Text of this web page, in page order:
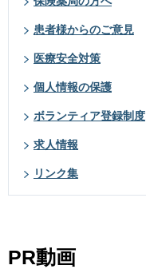
患者様からのご意見
医療安全対策
個人情報の保護
ボランティア登録制度
求人情報
リンク集
PR動画